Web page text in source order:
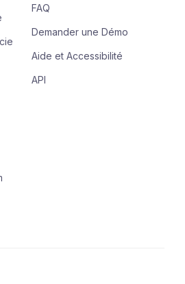
FAQ
Demander une Démo
Aide et Accessibilité
API